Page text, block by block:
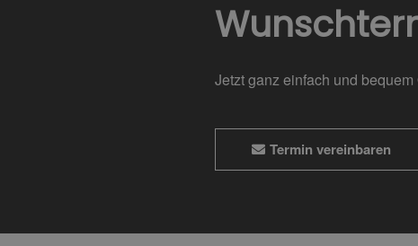
Jetzt ganz einfach und
Termin vereinbaren